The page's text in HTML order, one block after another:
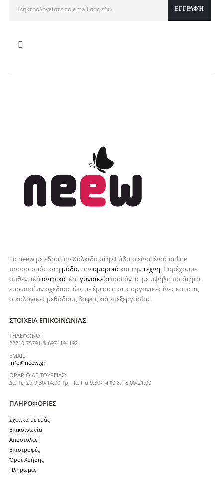
Το neew με έδρα την Xαλκίδα στην Εύβοια είναι ένας online
προορισμός στη μόδα, τηνομορφιά και τηντέχνη. Παρέχουμε
αυθεντικάαντρικά καιγυναικείαπροϊόντα με υψηλή ποιότητα
ευρωπαίων σχεδιαστών, με έμφαση στις οργανικές ίνες και στις
οικολογικές μεθόδους βαφής και επεξεργασίας.
ΣΤΟΙΧΕΊΑ ΕΠΙΚΟΙΝΩΝΊΑΣ
ΤΗΛΈΦΩΝΟ:
22210 75791 & 6974194192
EMAIL:
info@neew.gr
ΩΡΆΡΙΟ ΛΕΙΤΟΥΡΓΊΑΣ:
Δε, Τε, Σα 9:30-14:00 Τρ, Πε, Πα 9.30-14.00 & 18.00-21.00
ΠΛΗΡΟΦΟΡΊΕΣ
Σχετικά με εμάς
Επικοινωνία
Αποστολές
Επιστροφές
Όροι Χρήσης
Πληρωμές